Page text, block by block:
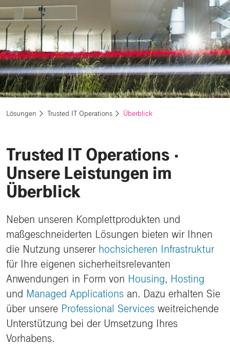
Lösungen Trusted IT Operations Überblick
Trusted IT Operations ⋅
Unsere Leistungen im
Überblick
Neben unseren Komplettprodukten und
maßgeschneiderten Lösungen bieten wir Ihnen
die Nutzung unserer hochsicheren Infrastruktur
für Ihre eigenen sicherheitsrelevanten
Anwendungen in Form von Housing, Hosting
und Managed Applications an. Dazu erhalten Sie
über unsere Professional Services weitreichende
Unterstützung bei der Umsetzung Ihres
Vorhabens.